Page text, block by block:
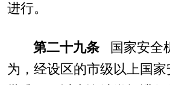
进行。
第二十九条国家安全
为，经设区的市级以上国